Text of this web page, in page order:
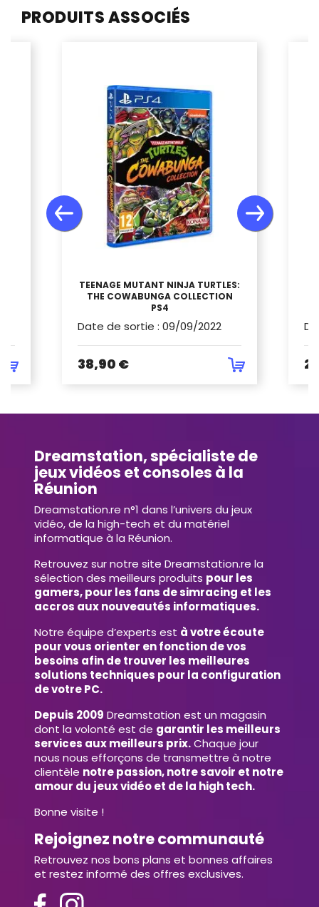
PRODUITS ASSOCIÉS
TEENAGE MUTANT NINJA TURTLES:
THE COWABUNGA COLLECTION
PS4
Date de sortie : 09/09/2022
38,90 €
Dreamstation, spécialiste de
jeux vidéos et consoles à la
Réunion
Dreamstation.re n°1 dans l’univers du jeux
vidéo, de la high-tech et du matériel
informatique à la Réunion.
Retrouvez sur notre site Dreamstation.re la
sélection des meilleurs produits pour les
gamers, pour les fans de simracing et les
accros aux nouveautés informatiques.
Notre équipe d’experts est à votre écoute
pour vous orienter en fonction de vos
besoins afin de trouver les meilleures
solutions techniques pour la configuration
de votre PC.
Depuis 2009 Dreamstation est un magasin
dont la volonté est de garantir les meilleurs
services aux meilleurs prix.Chaque jour
nous nous efforçons de transmettre à notre
clientèle notre passion, notre savoir et notre
amour du jeux vidéo et de la high tech.
Bonne visite !
Rejoignez notre communauté
Retrouvez nos bons plans et bonnes affaires
et restez informé des offres exclusives.